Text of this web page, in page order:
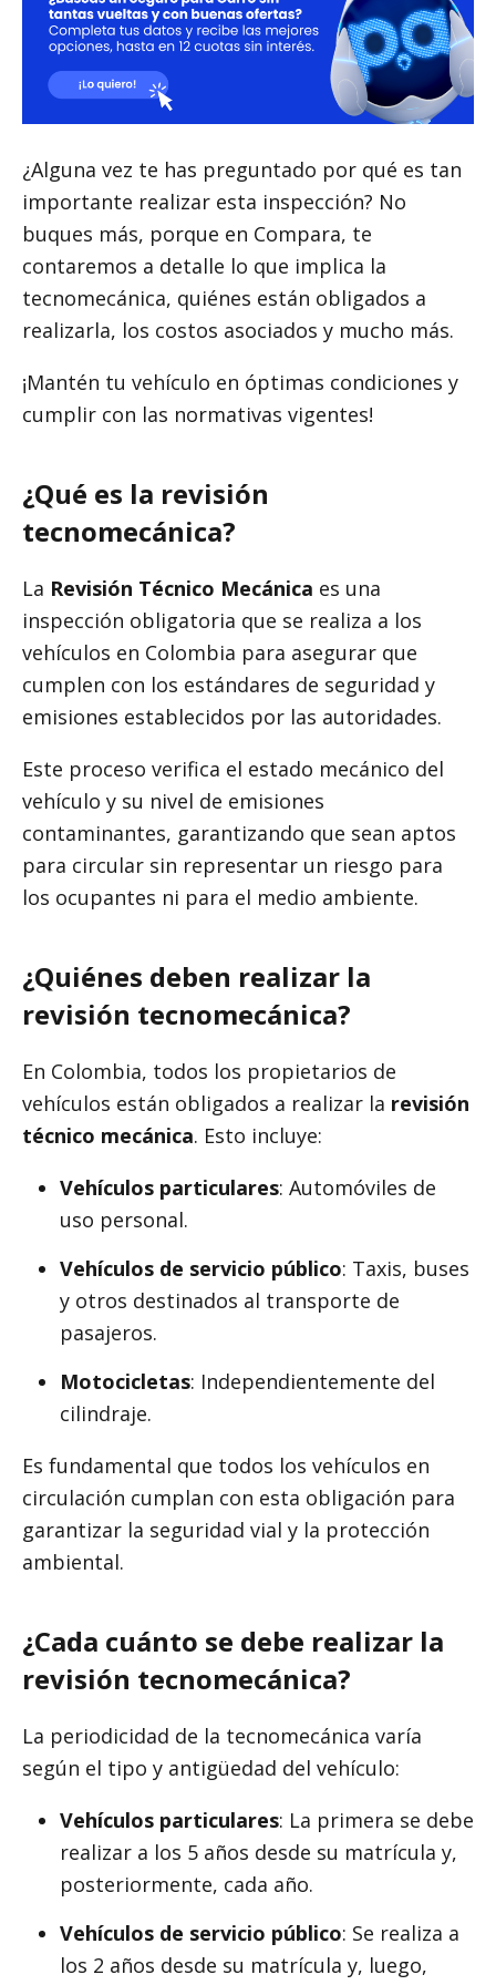
VER BLOG
¿Alguna vez te has preguntado por qué es tan
importante realizar esta inspección? No
buques más, porque en Compara, te
contaremos a detalle lo que implica la
tecnomecánica, quiénes están obligados a
realizarla, los costos asociados y mucho más.
¡Mantén tu vehículo en óptimas condiciones y
cumplir con las normativas vigentes!
¿Qué es la revisión
tecnomecánica?
La Revisión Técnico Mecánica es una
inspección obligatoria que se realiza a los
vehículos en Colombia para asegurar que
cumplen con los estándares de seguridad y
emisiones establecidos por las autoridades.
Este proceso verifica el estado mecánico del
vehículo y su nivel de emisiones
contaminantes, garantizando que sean aptos
para circular sin representar un riesgo para
los ocupantes ni para el medio ambiente.
¿Quiénes deben realizar la
revisión tecnomecánica?
En Colombia, todos los propietarios de
vehículos están obligados a realizar la revisión
técnico mecánica. Esto incluye:
Vehículos particulares: Automóviles de
uso personal.
Vehículos de servicio público: Taxis, buses
y otros destinados al transporte de
pasajeros.
Motocicletas: Independientemente del
cilindraje.
Es fundamental que todos los vehículos en
circulación cumplan con esta obligación para
garantizar la seguridad vial y la protección
ambiental.
¿Cada cuánto se debe realizar la
revisión tecnomecánica?
La periodicidad de la tecnomecánica varía
según el tipo y antigüedad del vehículo:
Vehículos particulares: La primera se debe
realizar a los 5 años desde su matrícula y,
posteriormente, cada año.
Vehículos de servicio público: Se realiza a
los 2 años desde su matrícula y, luego,